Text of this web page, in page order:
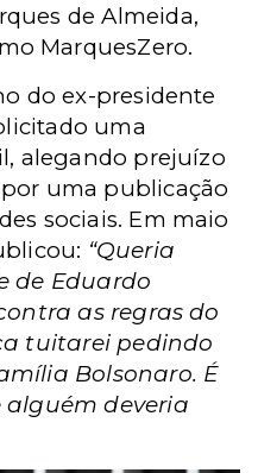
de Almeida,
MarquesZero.
do ex-presidente
uma
alegando prejuízo
uma publicação
sociais. Em maio
“Queria
de Eduardo
as regras do
tuitarei pedindo
Bolsonaro. É
deveria